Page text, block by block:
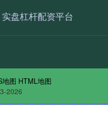
实盘杠杆配资平台
地图 HTML地图
2026